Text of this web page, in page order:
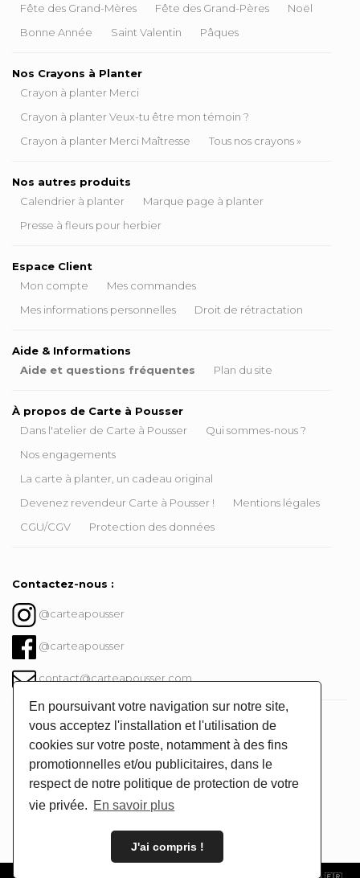
En poursuivant votre navigation sur notre site,
vous acceptez l'installation et l'utilisation de
cookies sur votre poste, notamment à des fins
promotionnelles et/ou publicitaires, dans le
respect de notre politique de protection de votre
vie privée. En savoir plus
J'ai compris !
Fête des Grand-Mères
Fête des Grand-Pères
Noël
Bonne Année
Saint Valentin Pâques
Nos Crayons à Planter
Crayon à planter Merci
Crayon à planter Veux-tu être mon témoin ?
Crayon à planter Merci Maîtresse
Tous nos crayons »
Nos autres produits
Calendrier à planter
Marque page à planter
Presse à fleurs pour herbier
Espace Client
Mon compte
Mes commandes
Mes informations personnelles
Droit de rétractation
Aide & Informations
Aide et questions fréquentes
Plan du site
À propos de Carte à Pousser
Dans l'atelier de Carte à Pousser
Qui sommes-nous ?
Nos engagements
La carte à planter, un cadeau original
Devenez revendeur Carte à Pousser !
Mentions légales
CGU/CGV
Protection des données
Contactez-nous :
@carteapousser
@carteapousser
contact@carteapousser.com
Instagram @carteapousser